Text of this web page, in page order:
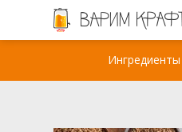
Ингредиенты